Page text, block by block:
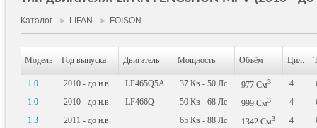
Каталог ► LIFAN ► FOISON
Модель Год выпуска Двигатель Мощность Объём Цил.
1.0 2010 - до н.в. LF465Q5A 37 Кв - 50 Лс 977 См3 4
1.0
2010 - до н.в. LF466Q 50 Кв - 68 Лс 999 См3 4
1.3
2011 - до н.в. 65 Кв - 88 Лс 1342 См3 4